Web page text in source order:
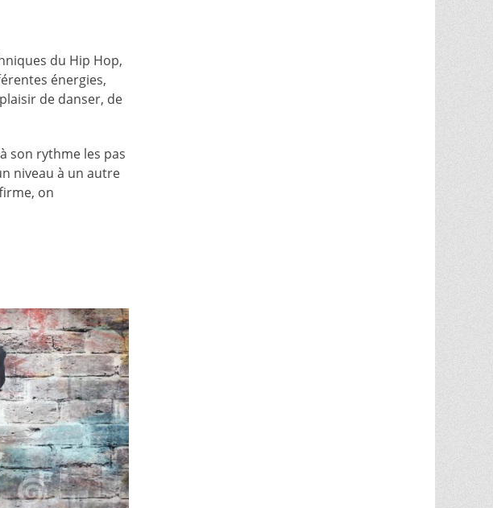
du Hip Hop,
énergies,
de danser, de
son rythme les pas
niveau à un autre
on